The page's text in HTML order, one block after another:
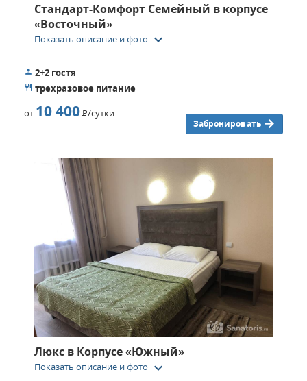
Стандарт-Комфорт Семейный в корпусе
«Восточный»
Показать описание и фото keyboard_arrow_down
2+2 гостя
трехразовое питание
от 10 400Р/сутки
Забронировать
Люкс в Корпусе «Южный»
Показать описание и фото keyboard_arrow_down